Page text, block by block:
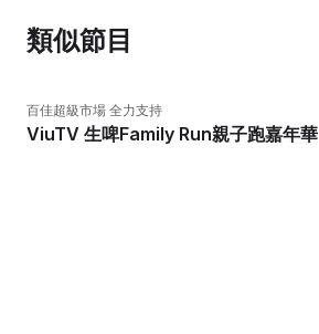
類似節目
百佳超級市場 全力支持
ViuTV 生啤Family Run親子跑嘉年華